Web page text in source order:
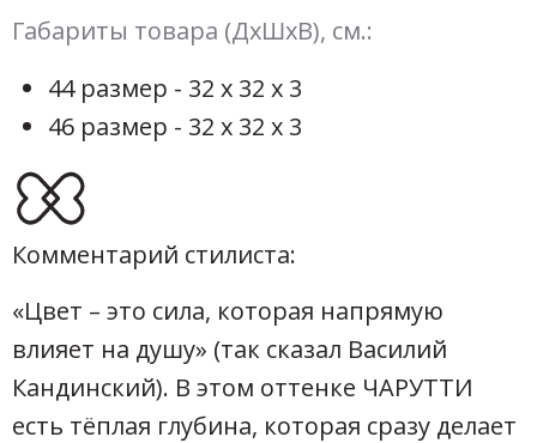
Габариты товара (ДхШхВ), см.:
44 размер - 32 х 32 х 3
46 размер - 32 х 32 х 3
Комментарий стилиста:
«Цвет – это сила, которая напрямую
влияет на душу» (так сказал Василий
Кандинский). В этом оттенке ЧАРУТТИ
есть тёплая глубина, которая сразу делает